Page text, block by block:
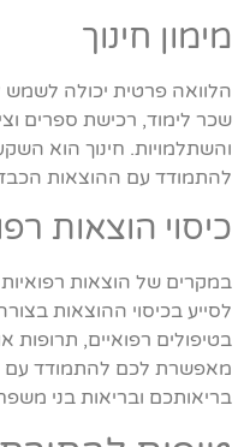
מימון חינוך
הלוואה פרטית יכולה לשמש
שכר לימוד, רכישת ספרים
והשתלמויות. חינוך הוא
להתמודד עם ההוצאות
כיסוי הוצאות
במקרים של הוצאות רפואיות
לסייע בכיסוי ההוצאות
בטיפולים רפואיים, תרופות
מאפשרת לכם להתמודד עם
בריאותכם ובריאות בני